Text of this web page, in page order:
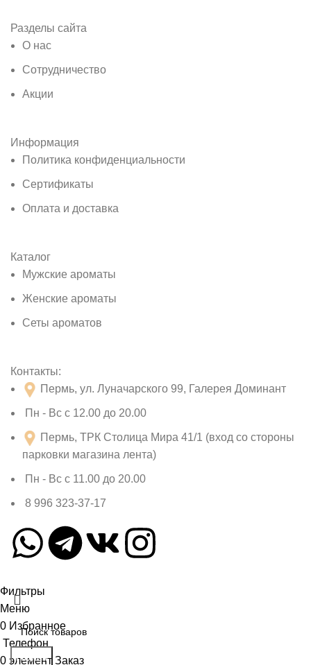
Разделы сайта
О нас
Сотрудничество
Акции
Информация
Политика конфиденциальности
Сертификаты
Оплата и доставка
Каталог
Мужские ароматы
Женские ароматы
Сеты ароматов
Контакты:
Пермь, ул. Луначарского 99, Галерея Доминант
Пн - Вс с 12.00 до 20.00
Пермь, ТРК Столица Мира 41/1 (вход со стороны
парковки магазина лента)
Пн - Вс с 11.00 до 20.00
8 996 323-37-17
Поиск
Фильтры
Меню
0 Избранное
Телефон
0 элемент Заказ